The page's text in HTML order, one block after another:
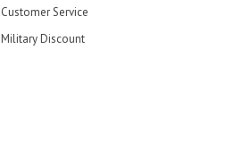
Customer Service
Military Discount